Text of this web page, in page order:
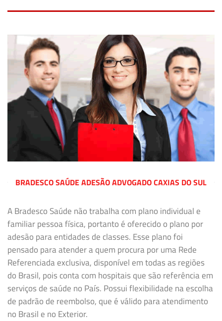
BRADESCO SAÚDE ADESÃO ADVOGADO CAXIAS DO SUL
A Bradesco Saúde não trabalha com plano individual e
familiar pessoa física, portanto é oferecido o plano por
adesão para entidades de classes. Esse plano foi
pensado para atender a quem procura por uma Rede
Referenciada exclusiva, disponível em todas as regiões
do Brasil, pois conta com hospitais que são referência em
serviços de saúde no País. Possui flexibilidade na escolha
de padrão de reembolso, que é válido para atendimento
no Brasil e no Exterior.